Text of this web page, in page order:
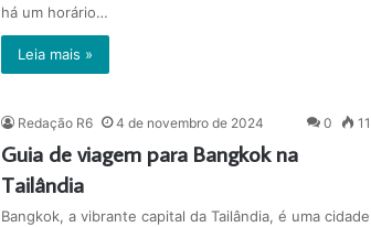
há um horário…
Leia mais »
Redação R6 4 de novembro de 2024 0 11
Guia de viagem para Bangkok na
Tailândia
Bangkok, a vibrante capital da Tailândia, é uma cidade